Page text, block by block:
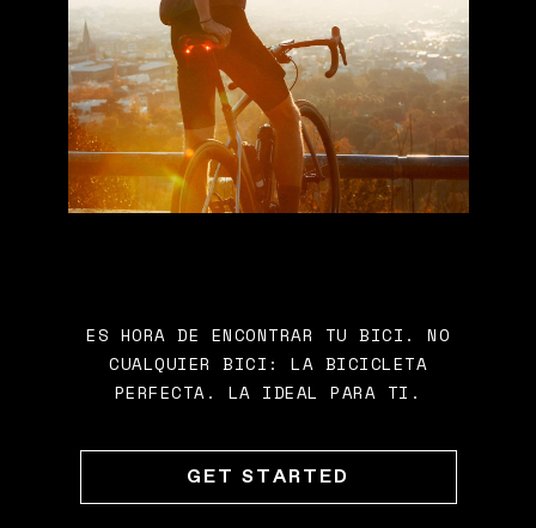
ES HORA DE ENCONTRAR TU BICI. NO
CUALQUIER BICI: LA BICICLETA
PERFECTA. LA IDEAL PARA TI.
GET STARTED